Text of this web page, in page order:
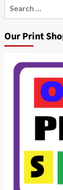
Our Print